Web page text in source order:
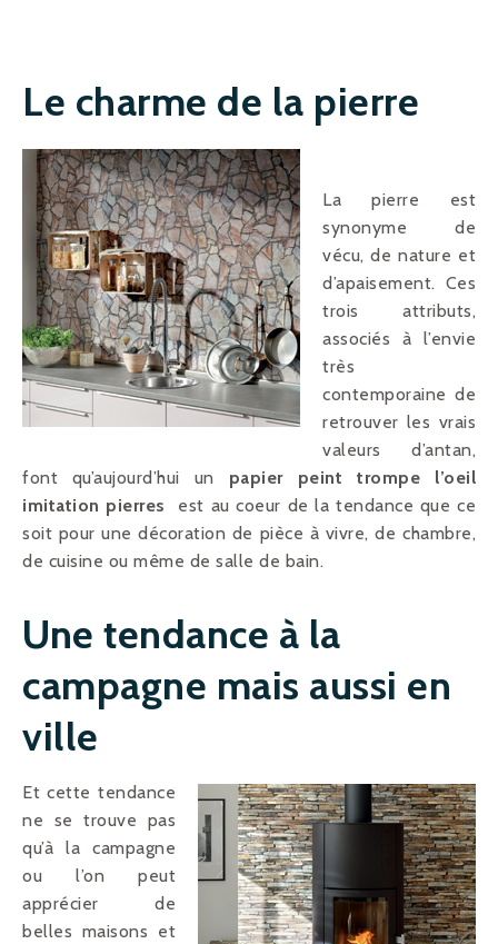
Le charme de la pierre
La pierre est
synonyme de
vécu, de nature et
d’apaisement. Ces
trois attributs,
associés à l’envie
très
contemporaine de
retrouver les vrais
valeurs d’antan,
font qu’aujourd’hui un papier peint trompe l’oeil
imitation pierres est au coeur de la tendance que ce
soit pour une décoration de pièce à vivre, de chambre,
de cuisine ou même de salle de bain.
Une tendance à la
campagne mais aussi en
ville
Et cette tendance
ne se trouve pas
qu’à la campagne
ou l’on peut
apprécier de
belles maisons et